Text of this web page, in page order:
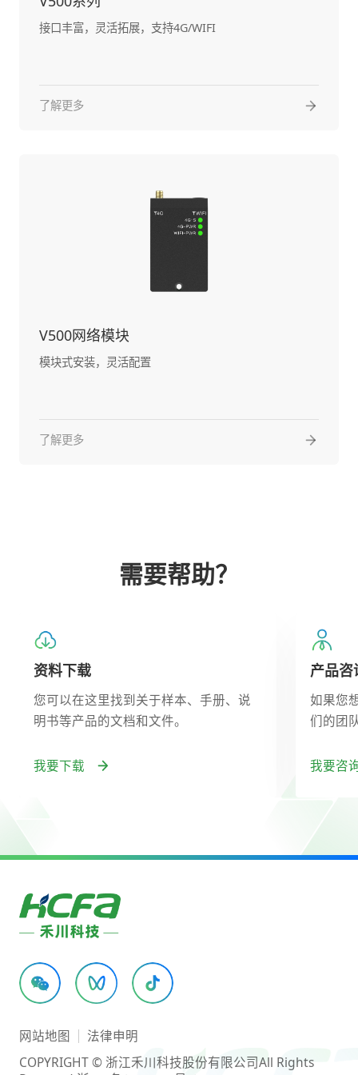
接口丰富，灵活拓展，支持4G/WIFI
了解更多
V500网络模块
模块式安装，灵活配置
了解更多
需要帮助？
资料下载
您可以在这里找到关于样本、手册、说
明书等产品的文档和文件。
我要下载
产品咨
如果您
们的团
我要咨
网站地图
法律申明
COPYRIGHT © 浙江禾川科技股份有限公司All Rights